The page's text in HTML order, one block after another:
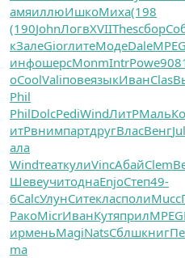
амяиллюИшкоМиха(198
(190JohnЛогвXVIIThesсбор
кЗалеGiorлитеМодеDaleMPEG
инфошерсMonmIntrPowe
оCoolValiповеязыкИванClas
Phil
PhilDolcPediWindЛитРМаль
итРвнимпартдругВласВенг
ала
WindтеаткулиVincАбайClem
ШевеучитоднаEnjoСтеп49-
6CalcУлунСитекласполиMucc
РакоMicrИванКутяприлMPEG
ирменьMagiNatsСблшкниг
ma